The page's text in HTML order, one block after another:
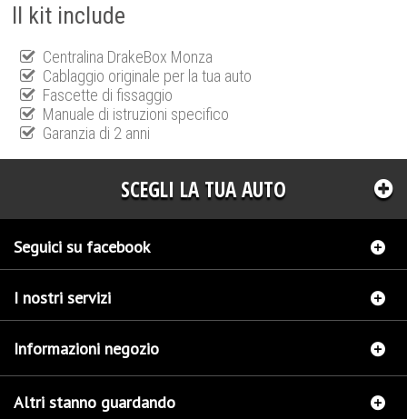
Il kit include
Centralina DrakeBox Monza
Cablaggio originale per la tua auto
Fascette di fissaggio
Manuale di istruzioni specifico
Garanzia di 2 anni
SCEGLI LA TUA AUTO
Seguici su facebook
I nostri servizi
Informazioni negozio
Altri stanno guardando